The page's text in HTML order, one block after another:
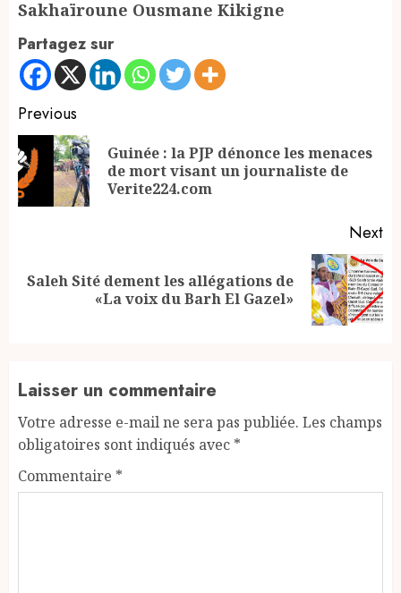
Sakhaïroune Ousmane Kikigne
Partagez sur
Continue
Reading
Previous
Guinée : la PJP dénonce les menaces
de mort visant un journaliste de
Verite224.com
Next
Next
Saleh Sité dement les allégations de
«La voix du Barh El Gazel»
Laisser un commentaire
Votre adresse e-mail ne sera pas publiée. Les champs
obligatoires sont indiqués avec *
Commentaire *